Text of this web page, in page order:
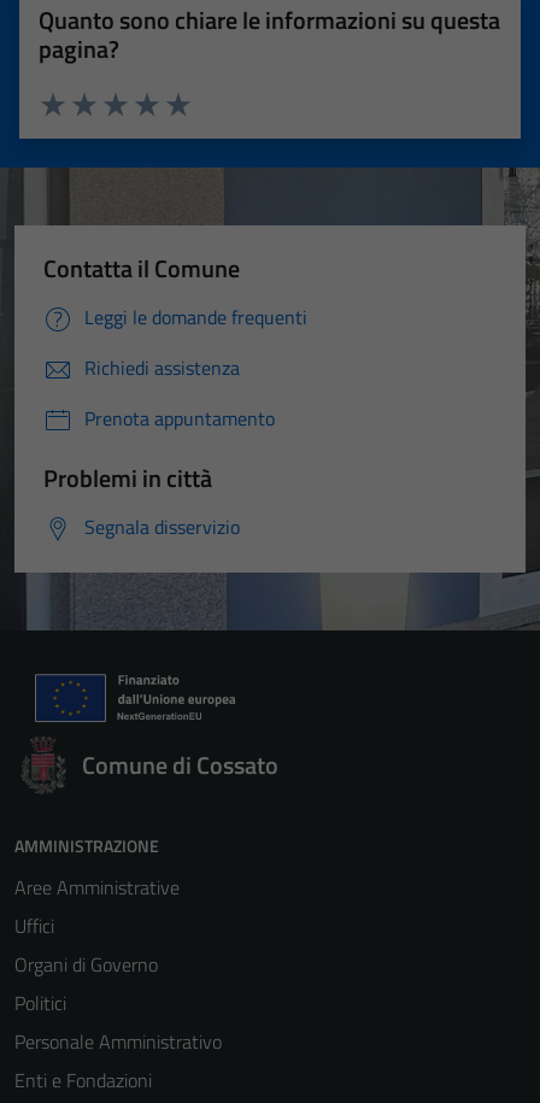
Quanto sono chiare le informazioni su questa
pagina?
Valuta 5 stelle su 5
Valuta 4 stelle su 5
Valuta 3 stelle su 5
Valuta 2 stelle su 5
Valuta 1 stelle su 5
Contatta il Comune
Leggi le domande frequenti
Richiedi assistenza
Prenota appuntamento
Problemi in città
Segnala disservizio
Comune di Cossato
AMMINISTRAZIONE
Aree Amministrative
Uffici
Organi di Governo
Politici
Personale Amministrativo
Enti e Fondazioni